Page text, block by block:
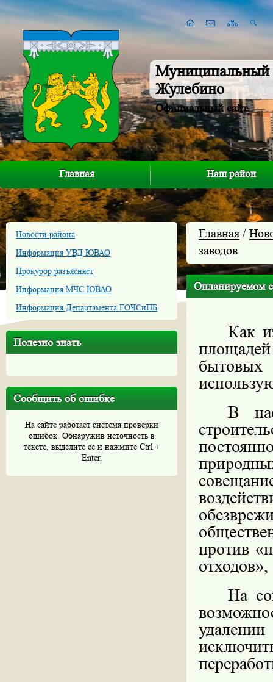
Муниципальный
Жулебино
Официальный сайт
Главная Наш район
Новости района
Информация УВД ЮВАО
Прокурор разъясняет
Информация МЧС ЮВАО
Информация Департамента ГОЧСиПБ
Полезно знать
Сообщить об ошибке
На сайте работает система проверки
ошибок. Обнаружив неточность в
тексте, выделите ее и нажмите Ctrl +
Enter.
Главная /
заводов
Опланируемом
Как
площадей
В
против
На